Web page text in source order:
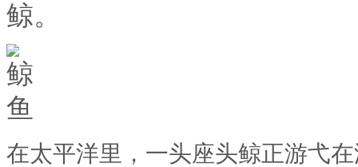
鲸。
在太平洋里，一头座头鲸正游弋